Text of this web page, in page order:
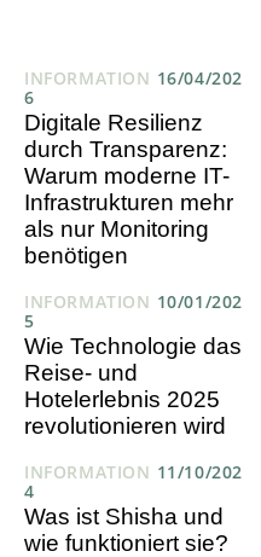
INFORMATION 16/04/202
6
Digitale Resilienz
durch Transparenz:
Warum moderne IT-
Infrastrukturen mehr
als nur Monitoring
benötigen
INFORMATION 10/01/202
5
Wie Technologie das
Reise- und
Hotelerlebnis 2025
revolutionieren wird
INFORMATION 11/10/202
4
Was ist Shisha und
wie funktioniert sie?